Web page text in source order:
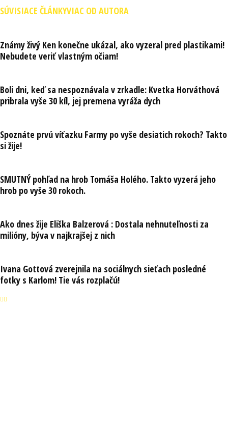
SÚVISIACE ČLÁNKYVIAC OD AUTORA
Známy živý Ken konečne ukázal, ako vyzeral pred plastikami!
Nebudete veriť vlastným očiam!
Boli dni, keď sa nespoznávala v zrkadle: Kvetka Horváthová
pribrala vyše 30 kíl, jej premena vyráža dych
Spoznáte prvú víťazku Farmy po vyše desiatich rokoch? Takto
si žije!
SMUTNÝ pohľad na hrob Tomáša Holého. Takto vyzerá jeho
hrob po vyše 30 rokoch.
Ako dnes žije Eliška Balzerová : Dostala nehnuteľnosti za
milióny, býva v najkrajšej z nich
Ivana Gottová zverejnila na sociálnych sieťach posledné
fotky s Karlom! Tie vás rozplačú!